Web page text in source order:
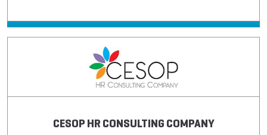
CESOP HR CONSULTING COMPANY